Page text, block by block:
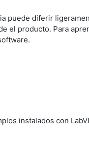
puede diferir
el producto. Para
instalados con